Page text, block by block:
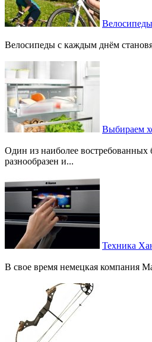
Велосипеды
Велосипеды с каждым днём
Выбираем
Один из наиболее востребованных
разнообразен и...
Техника
В свое время немецкая компания